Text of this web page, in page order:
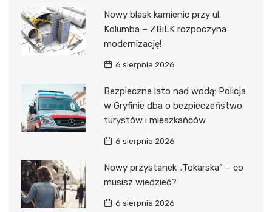
Nowy blask kamienic przy ul.
Kolumba – ZBiLK rozpoczyna
modernizację!
6 sierpnia 2026
Bezpieczne lato nad wodą: Policja
w Gryfinie dba o bezpieczeństwo
turystów i mieszkańców
6 sierpnia 2026
Nowy przystanek „Tokarska” – co
musisz wiedzieć?
6 sierpnia 2026